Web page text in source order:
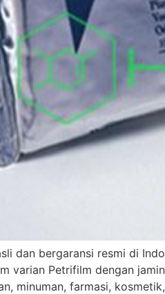
dan bergaransi resmi di
varian Petrifilm dengan
minuman, farmasi,